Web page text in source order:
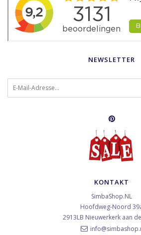
NEWSLETTER
KONTAKT
SimbaShop.NL
Hoofdweg-Noord
2913LB Nieuwerkerk aan